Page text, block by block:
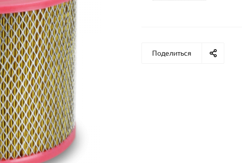
Поделиться